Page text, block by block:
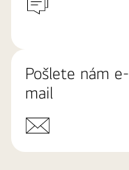
Pošlete nám e-
mail